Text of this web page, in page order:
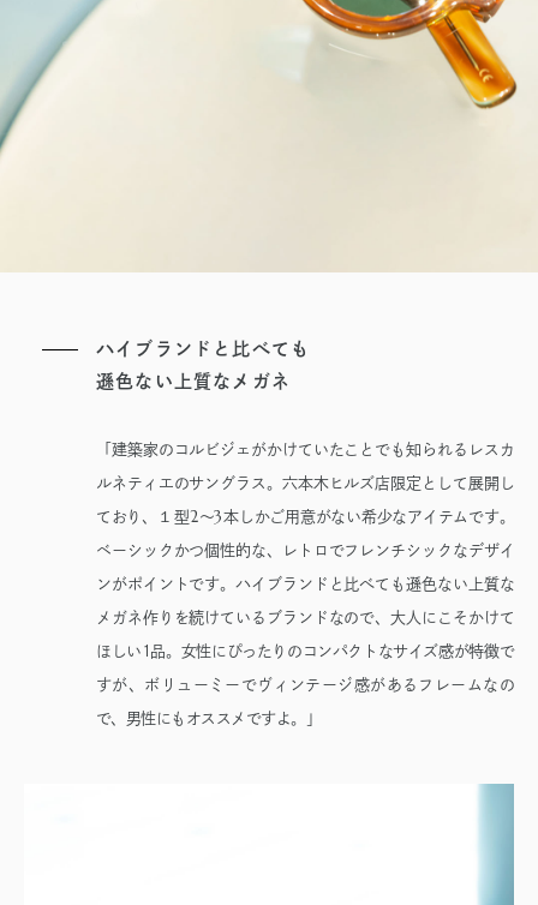
ハイブランドと比べても
遜色ない上質なメガネ
「建築家のコルビジェがかけていたことでも知られるレスカ
ルネティエのサングラス。六本木ヒルズ店限定として展開し
ており、 １ 型2〜3本しかご用意がない希少なアイテムです。
ベーシックかつ個性的な、レトロでフレンチシックなデザイ
ンがポイントです。ハイブランドと比べても遜色ない上質な
メガネ作りを続けているブランドなので、大人にこそかけて
ほしい1品。女性にぴったりのコンパクトなサイズ感が特徴で
すが、ボリューミーでヴィンテージ感があるフレームなの
で、男性にもオススメですよ。」